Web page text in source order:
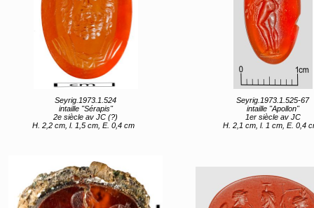
Seyrig.1973.1.524
intaille "Sérapis"
2e siècle av JC (?)
H. 2,2 cm, l. 1,5 cm, E. 0,4 cm
Seyrig.1973.1.525-67
intaille "Apollon"
1er siècle av JC
H. 2,1 cm, l. 1 cm, E. 0,4